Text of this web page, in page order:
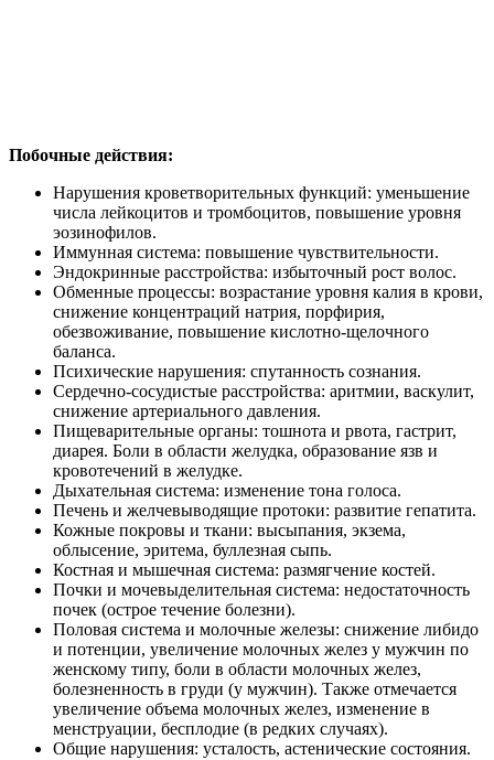
Побочные действия:
Нарушения кроветворительных функций: уменьшение
числа лейкоцитов и тромбоцитов, повышение уровня
эозинофилов.
Иммунная система: повышение чувствительности.
Эндокринные расстройства: избыточный рост волос.
Обменные процессы: возрастание уровня калия в крови,
снижение концентраций натрия, порфирия,
обезвоживание, повышение кислотно-щелочного
баланса.
Психические нарушения: спутанность сознания.
Сердечно-сосудистые расстройства: аритмии, васкулит,
снижение артериального давления.
Пищеварительные органы: тошнота и рвота, гастрит,
диарея. Боли в области желудка, образование язв и
кровотечений в желудке.
Дыхательная система: изменение тона голоса.
Печень и желчевыводящие протоки: развитие гепатита.
Кожные покровы и ткани: высыпания, экзема,
облысение, эритема, буллезная сыпь.
Костная и мышечная система: размягчение костей.
Почки и мочевыделительная система: недостаточность
почек (острое течение болезни).
Половая система и молочные железы: снижение либидо
и потенции, увеличение молочных желез у мужчин по
женскому типу, боли в области молочных желез,
болезненность в груди (у мужчин). Также отмечается
увеличение объема молочных желез, изменение в
менструации, бесплодие (в редких случаях).
Общие нарушения: усталость, астенические состояния.